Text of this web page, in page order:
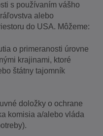
s používaním vášho
alebo
do USA. Môžeme:
o primeranosti úrovne
krajinami, ktoré
štátny tajomník
doložky o ochrane
komisia a/alebo vláda